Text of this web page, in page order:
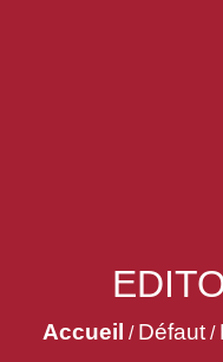
Accueil / Défaut /